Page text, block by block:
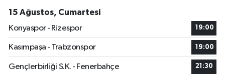
15 Ağustos, Cumartesi
Konyaspor - Rizespor
19:00
Kasımpaşa - Trabzonspor 19:00
Gençlerbirliği S.K. - Fenerbahçe 21:30